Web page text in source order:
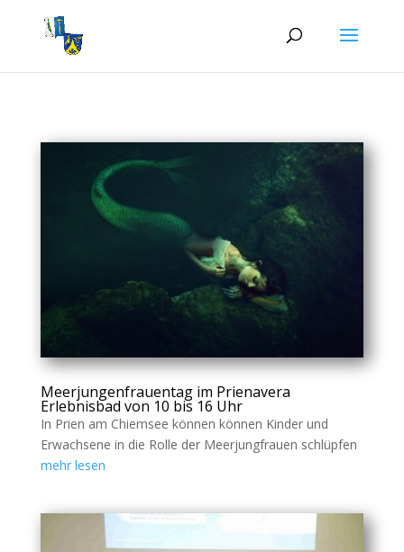
Meerjungenfrauentag im Prienavera
Erlebnisbad von 10 bis 16 Uhr
In Prien am Chiemsee können können Kinder und
Erwachsene in die Rolle der Meerjungfrauen schlüpfen
mehr lesen